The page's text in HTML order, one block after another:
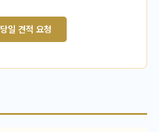
당일 견적 요청